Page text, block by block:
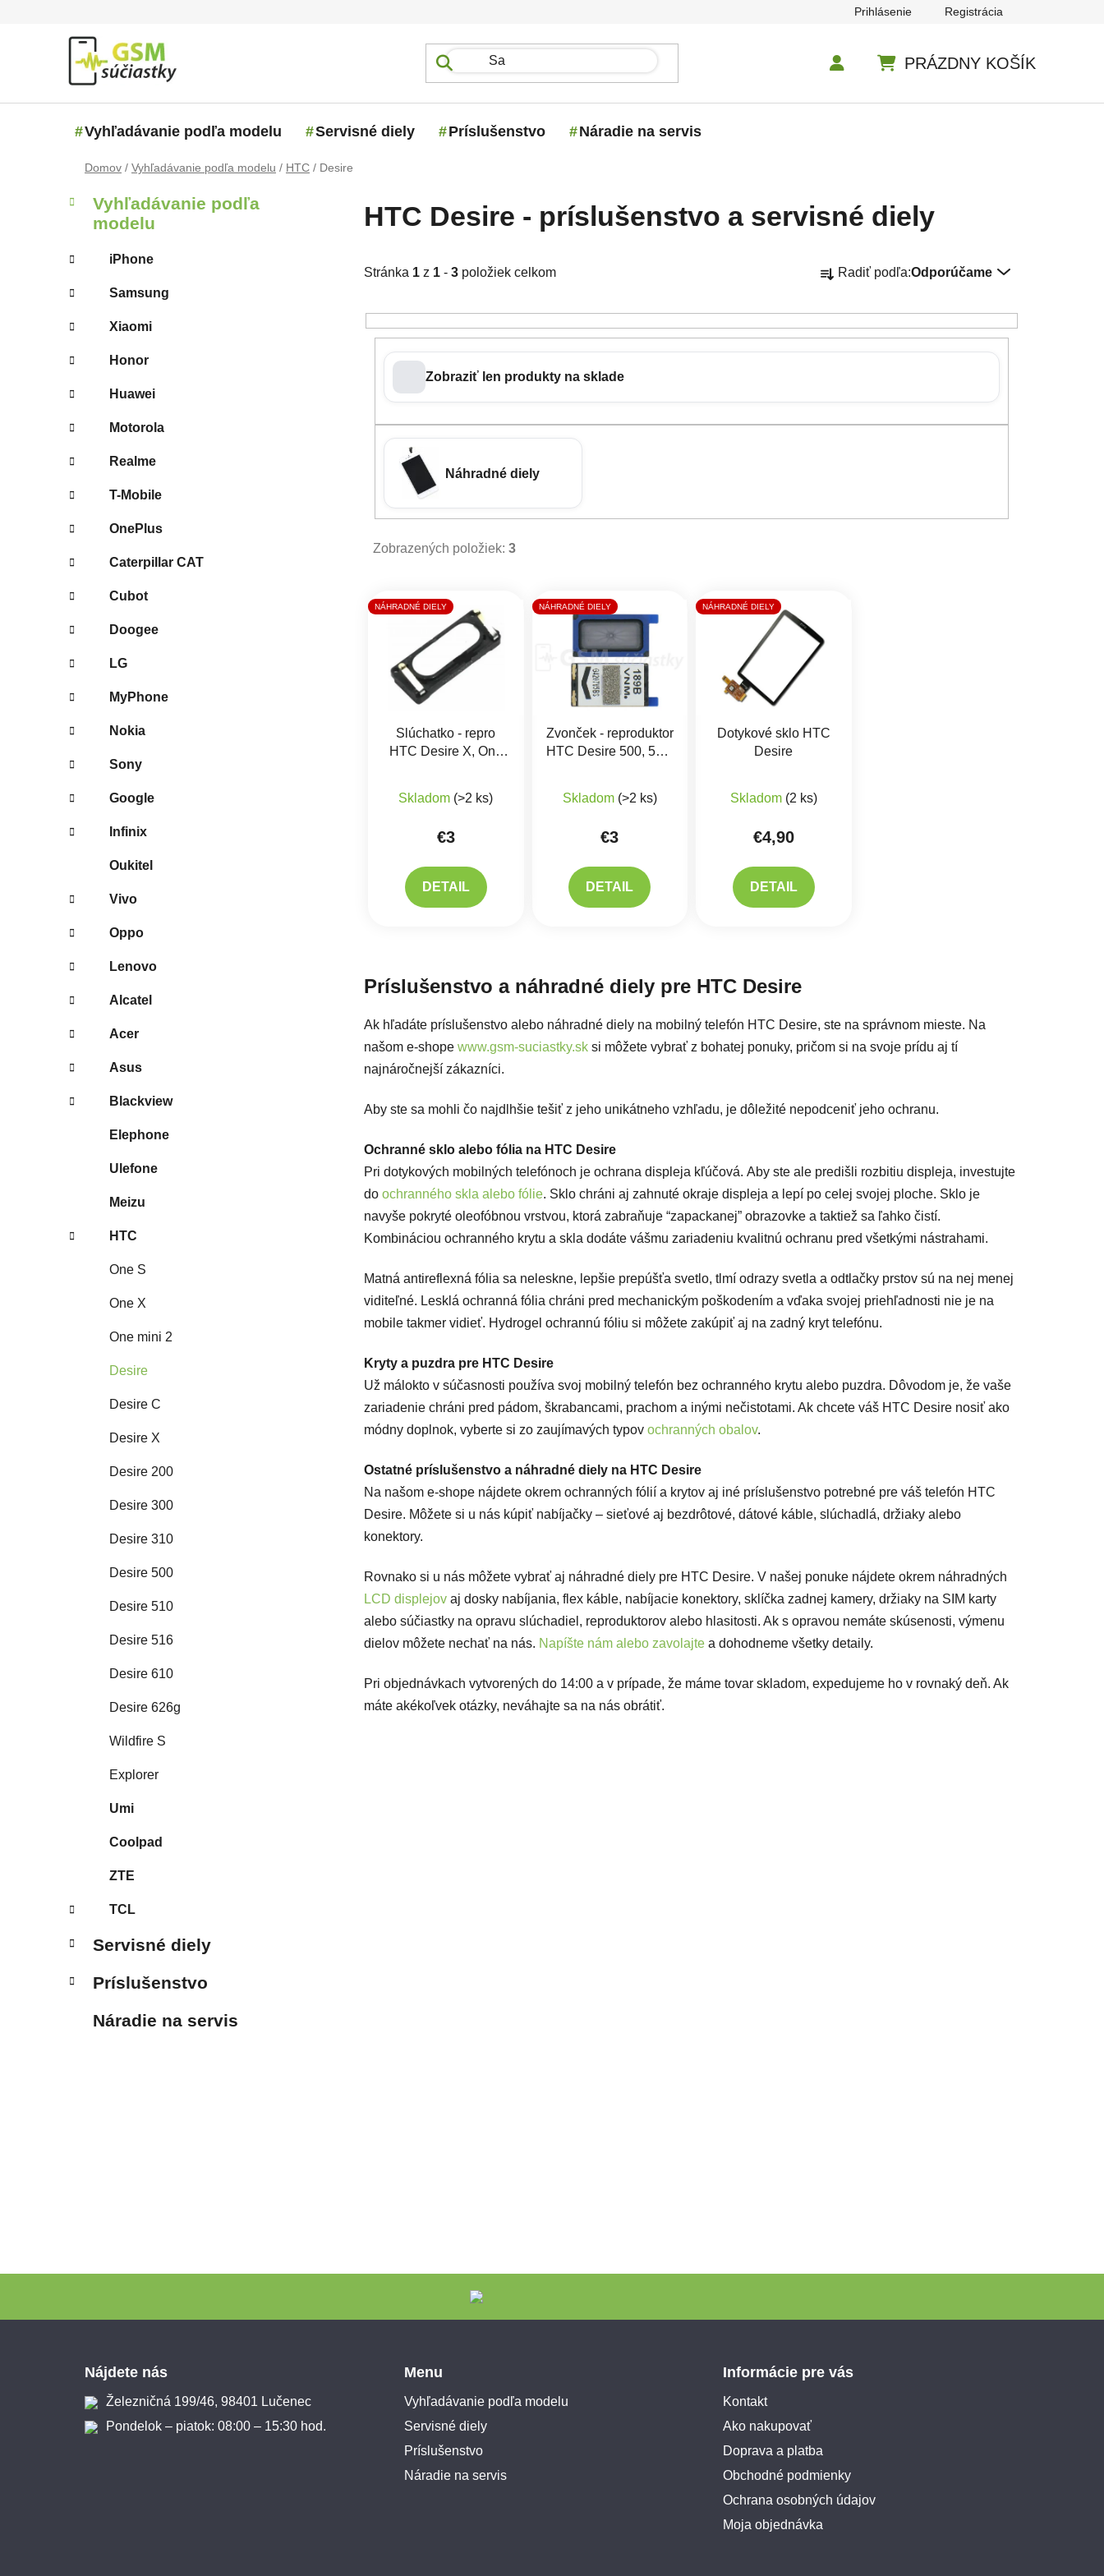
Prihlásenie Registrácia
PRÁZDNY KOŠÍK
Vyhľadávanie podľa modelu Servisné diely Príslušenstvo Náradie na servis
Domov / Vyhľadávanie podľa modelu / HTC / Desire
Bočný panel
Kategórie
Vyhľadávanie podľa
modelu
iPhone
Samsung
Xiaomi
Honor
Huawei
Motorola
Realme
T-Mobile
OnePlus
Caterpillar CAT
Cubot
Doogee
LG
MyPhone
Nokia
Sony
Google
Infinix
Oukitel
Vivo
Oppo
Lenovo
Alcatel
Acer
Asus
Blackview
Elephone
Ulefone
Meizu
HTC
One S
One X
One mini 2
Desire
Desire C
Desire X
Desire 200
Desire 300
Desire 310
Desire 500
Desire 510
Desire 516
Desire 610
Desire 626g
Wildfire S
Explorer
Umi
Coolpad
ZTE
TCL
Servisné diely
Príslušenstvo
Náradie na servis
HTC Desire - príslušenstvo a servisné diely
Stránka 1 z 1 - 3 položiek celkom Radiť podľa:Odporúčame
Zobraziť len produkty na sklade
Náhradné diely
Zobrazených položiek: 3
Výpis produktov
NÁHRADNÉ DIELY
Slúchatko - repro
HTC Desire X, One
Skladom (>2 ks)
€3
DETAIL
NÁHRADNÉ DIELY
Zvonček - reproduktor
HTC Desire 500, 501,
Skladom (>2 ks)
€3
DETAIL
NÁHRADNÉ DIELY
Dotykové sklo HTC
Desire
Skladom (2 ks)
€4,90
DETAIL
Príslušenstvo a náhradné diely pre HTC Desire
Ak hľadáte príslušenstvo alebo náhradné diely na mobilný telefón HTC Desire, ste na správnom mieste. Na
našom e-shope www.gsm-suciastky.sk si môžete vybrať z bohatej ponuky, pričom si na svoje prídu aj tí
najnáročnejší zákazníci.
Aby ste sa mohli čo najdlhšie tešiť z jeho unikátneho vzhľadu, je dôležité nepodceniť jeho ochranu.
Ochranné sklo alebo fólia na HTC Desire
Pri dotykových mobilných telefónoch je ochrana displeja kľúčová. Aby ste ale predišli rozbitiu displeja, investujte
do ochranného skla alebo fólie. Sklo chráni aj zahnuté okraje displeja a lepí po celej svojej ploche. Sklo je
navyše pokryté oleofóbnou vrstvou, ktorá zabraňuje “zapackanej” obrazovke a taktiež sa ľahko čistí.
Kombináciou ochranného krytu a skla dodáte vášmu zariadeniu kvalitnú ochranu pred všetkými nástrahami.
Matná antireflexná fólia sa neleskne, lepšie prepúšťa svetlo, tlmí odrazy svetla a odtlačky prstov sú na nej menej
viditeľné. Lesklá ochranná fólia chráni pred mechanickým poškodením a vďaka svojej priehľadnosti nie je na
mobile takmer vidieť. Hydrogel ochrannú fóliu si môžete zakúpiť aj na zadný kryt telefónu.
Kryty a puzdra pre HTC Desire
Už málokto v súčasnosti používa svoj mobilný telefón bez ochranného krytu alebo puzdra. Dôvodom je, že vaše
zariadenie chráni pred pádom, škrabancami, prachom a inými nečistotami. Ak chcete váš HTC Desire nosiť ako
módny doplnok, vyberte si zo zaujímavých typov ochranných obalov.
Ostatné príslušenstvo a náhradné diely na HTC Desire
Na našom e-shope nájdete okrem ochranných fólií a krytov aj iné príslušenstvo potrebné pre váš telefón HTC
Desire. Môžete si u nás kúpiť nabíjačky – sieťové aj bezdrôtové, dátové káble, slúchadlá, držiaky alebo
konektory.
Rovnako si u nás môžete vybrať aj náhradné diely pre HTC Desire. V našej ponuke nájdete okrem náhradných
LCD displejov aj dosky nabíjania, flex káble, nabíjacie konektory, sklíčka zadnej kamery, držiaky na SIM karty
alebo súčiastky na opravu slúchadiel, reproduktorov alebo hlasitosti. Ak s opravou nemáte skúsenosti, výmenu
dielov môžete nechať na nás. Napíšte nám alebo zavolajte a dohodneme všetky detaily.
Pri objednávkach vytvorených do 14:00 a v prípade, že máme tovar skladom, expedujeme ho v rovnaký deň. Ak
máte akékoľvek otázky, neváhajte sa na nás obrátiť.
Nájdete nás
Železničná 199/46, 98401 Lučenec
Pondelok – piatok: 08:00 – 15:30 hod.
Menu
Vyhľadávanie podľa modelu
Servisné diely
Príslušenstvo
Náradie na servis
Informácie pre vás
Kontakt
Ako nakupovať
Doprava a platba
Obchodné podmienky
Ochrana osobných údajov
Moja objednávka